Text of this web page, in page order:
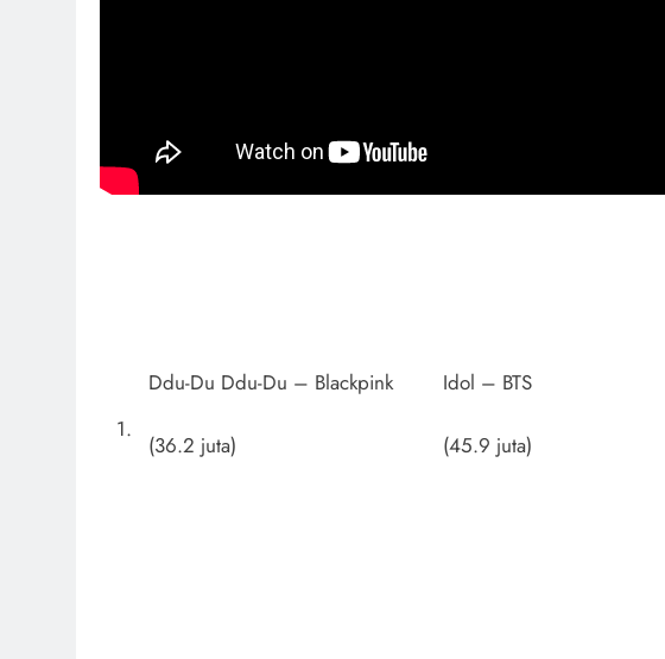
1.
Ddu-Du Ddu-Du – Blackpink
(36.2 juta)
Idol – BTS
(45.9 juta)